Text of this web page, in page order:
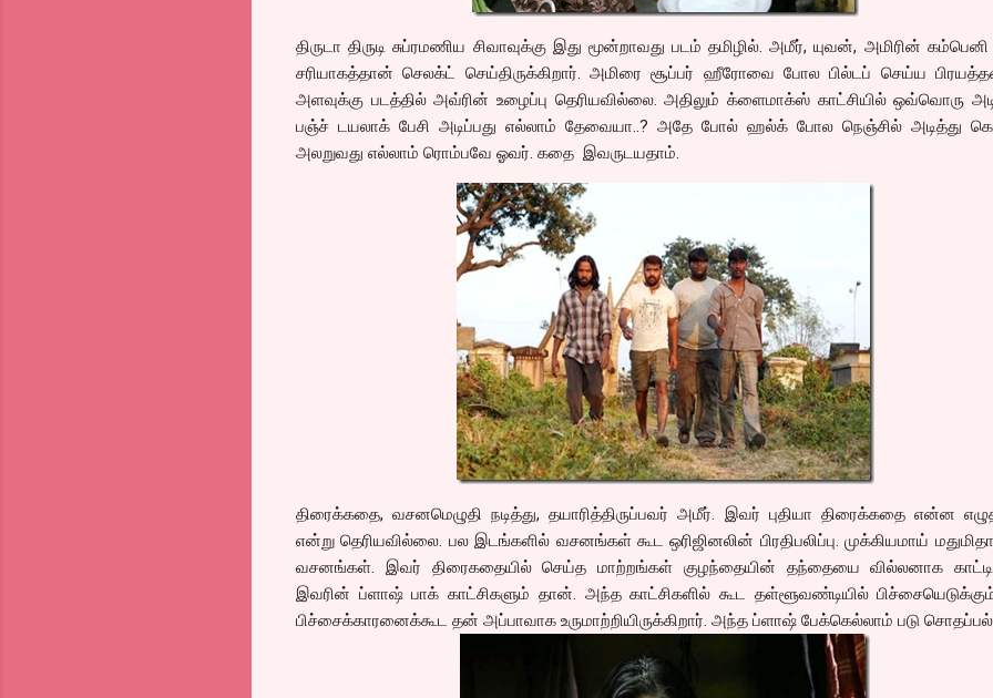
திருடா திருடி சுப்ரமணிய சிவாவுக்கு இது மூன்றாவது படம் தமிழில். அமீர், யுவன், அமிரின்
சரியாகத்தான் செலக்ட் செய்திருக்கிறார். அமிரை சூப்பர் ஹீரோவை போல பில்டப் செய்ய
அளவுக்கு படத்தில் அவ்ரின் உழைப்பு தெரியவில்லை. அதிலும் க்ளைமாக்ஸ் காட்சியில் ஒவ்வொரு
பஞ்ச் டயலாக் பேசி அடிப்பது எல்லாம் தேவையா..? அதே போல் ஹல்க் போல நெஞ்சில் அடித்து
அலறுவது எல்லாம் ரொம்பவே ஓவர். கதை இவருடயதாம்.
திரைக்கதை, வசனமெழுதி நடித்து, தயாரித்திருப்பவர் அமீர். இவர் புதியா திரைக்கதை என்ன
என்று தெரியவில்லை. பல இடங்களில் வசனங்கள் கூட ஒரிஜினலின் பிரதிபலிப்பு. முக்கியமாய்
வசனங்கள். இவர் திரைகதையில் செய்த மாற்றங்கள் குழந்தையின் தந்தையை வில்லனாக
இவரின் ப்ளாஷ் பாக் காட்சிகளும் தான். அந்த காட்சிகளில் கூட தள்ளூவண்டியில்
பிச்சைக்காரனைக்கூட தன் அப்பாவாக உருமாற்றியிருக்கிறார். அந்த ப்ளாஷ் பேக்கெல்லாம் படு சொதப்பல்.